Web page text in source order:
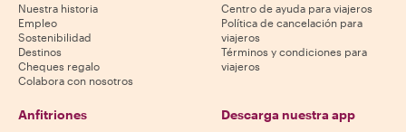
Nuestra historia
Empleo
Sostenibilidad
Destinos
Cheques regalo
Colabora con nosotros
Centro de ayuda para viajeros
Política de cancelación para
viajeros
Términos y condiciones para
viajeros
Anfitriones Descarga nuestra app